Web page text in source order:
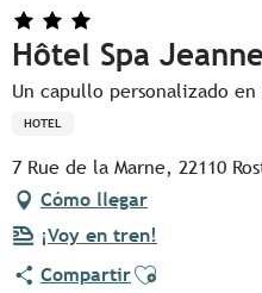
Hôtel Spa
Un capullo personalizado en
HOTEL
7 Rue de la Marne, 22110
Cómo llegar
¡Voy en tren!
CompartirAjouter aux